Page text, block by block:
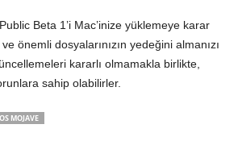
Beta 1’i Mac’inize yüklemeye karar
önemli dosyalarınızın yedeğini almanızı
kararlı olmamakla birlikte,
sahip olabilirler.
MOJAVE